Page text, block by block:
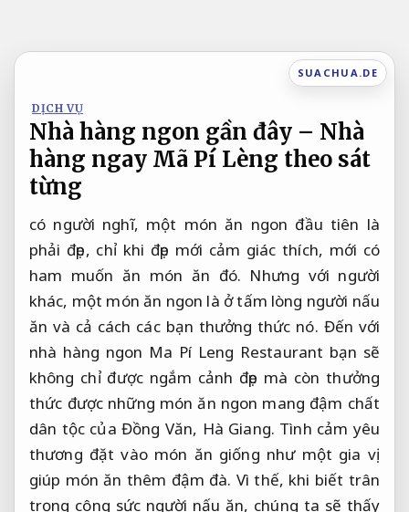
nội
SUACHUA.DE
DỊCH VỤ
Nhà hàng ngon gần đây – Nhà
hàng ngay Mã Pí Lèng theo sát
từng
có người nghĩ, một món ăn ngon đầu tiên là
phải đẹp, chỉ khi đẹp mới cảm giác thích, mới có
ham muốn ăn món ăn đó. Nhưng với người
khác, một món ăn ngon là ở tấm lòng người nấu
ăn và cả cách các bạn thưởng thức nó. Đến với
nhà hàng ngon Ma Pí Leng Restaurant bạn sẽ
không chỉ được ngắm cảnh đẹp mà còn thưởng
thức được những món ăn ngon mang đậm chất
dân tộc của Đồng Văn, Hà Giang. Tình cảm yêu
thương đặt vào món ăn giống như một gia vị
giúp món ăn thêm đậm đà. Vì thế, khi biết trân
trọng công sức người nấu ăn, chúng ta sẽ thấy